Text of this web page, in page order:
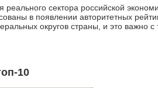
сектора российской
в появлении авторитетных
округов страны, и это важно с
10